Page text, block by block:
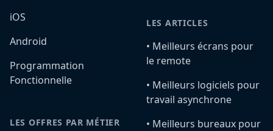
iOS
Android
Programmation
Fonctionnelle
LES OFFRES PAR MÉTIER
LES ARTICLES
•️ Meilleurs écrans pour
le remote
•️ Meilleurs logiciels pour
travail asynchrone
•️ Meilleurs bureaux pour